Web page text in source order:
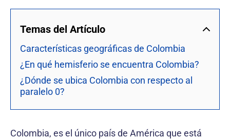
Temas del Artículo
Características geográficas de Colombia
¿En qué hemisferio se encuentra Colombia?
¿Dónde se ubica Colombia con respecto al
paralelo 0?
Colombia, es el único país de América que está